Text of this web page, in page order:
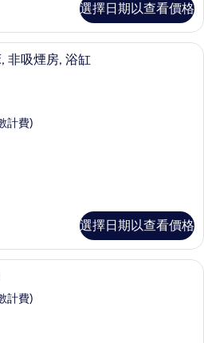
選擇日期以查看價格
基本雙人房, 1 張加大雙人床, 非吸煙
非吸煙房, 浴缸
計費)
選擇日期以查看價格
1 間臥室、高級寢具、書桌、遮光布/窗
計費)